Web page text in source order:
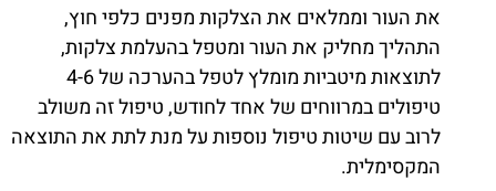
את העור וממלאים את הצלקות מפנים כלפי חוץ,
התהליך מחליק את העור ומטפל בהעלמת צלקות,
לתוצאות מיטביות מומלץ לטפל בהערכה של 4-6
טיפולים במרווחים של אחד לחודש, טיפול זה משולב
לרוב עם שיטות טיפול נוספות על מנת לתת את התוצאה
המקסימלית.